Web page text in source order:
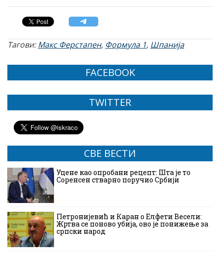
Тагови:Макс Ферстапен, Формула 1, Шпанија
FACEBOOK
TWITTER
СВЕ ВЕСТИ
Уцене као опробани рецепт: Шта је то
Соренсен стварно поручио Србији
Петронијевић и Каран о Елфети Весели:
Жртва се поново убија, ово је понижење за
српски народ